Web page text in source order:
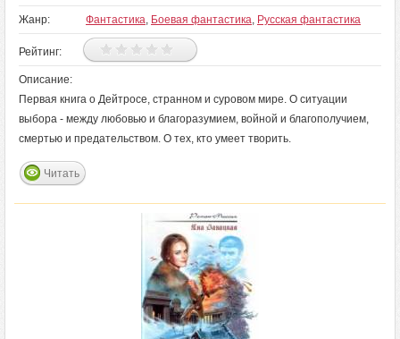
Жанр: Фантастика, Боевая фантастика, Русская фантастика
Рейтинг:
Описание:
Первая книга о Дейтросе, странном и суровом мире. О ситуации
выбора - между любовью и благоразумием, войной и благополучием,
смертью и предательством. О тех, кто умеет творить.
Читать